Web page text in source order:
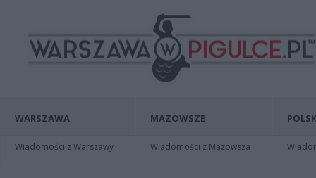
WARSZAWA
Wiadomości z Warszawy
MAZOWSZE
Wiadomości z Mazowsza